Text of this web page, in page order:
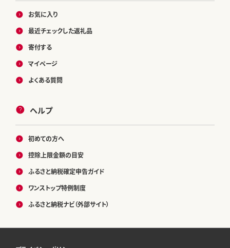
お気に入り
最近チェックした返礼品
寄付する
マイページ
よくある質問
ヘルプ
初めての方へ
控除上限金額の目安
ふるさと納税確定申告ガイド
ワンストップ特例制度
ふるさと納税ナビ（外部サイト）